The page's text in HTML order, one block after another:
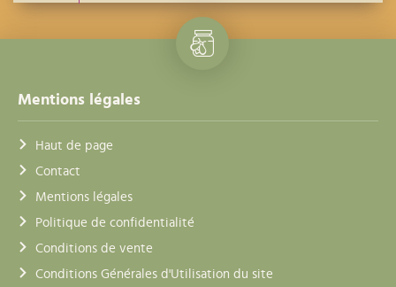
Mentions légales
Haut de page
Contact
Mentions légales
Politique de confidentialité
Conditions de vente
Conditions Générales d'Utilisation du site